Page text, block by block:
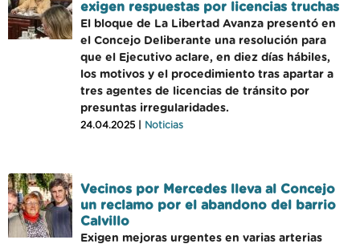
exigen respuestas por licencias truchas
El bloque de La Libertad Avanza presentó en
el Concejo Deliberante una resolución para
que el Ejecutivo aclare, en diez días hábiles,
los motivos y el procedimiento tras apartar a
tres agentes de licencias de tránsito por
presuntas irregularidades.
24.04.2025 | Noticias
Vecinos por Mercedes lleva al Concejo
un reclamo por el abandono del barrio
Calvillo
Exigen mejoras urgentes en varias arterias